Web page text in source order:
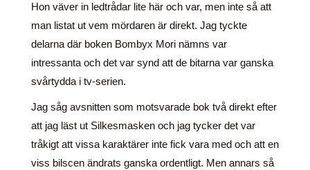
Hon väver in ledtrådar lite här och var, men inte så att
man listat ut vem mördaren är direkt. Jag tyckte
delarna där boken Bombyx Mori nämns var
intressanta och det var synd att de bitarna var ganska
svårtydda i tv-serien.
Jag såg avsnitten som motsvarade bok två direkt efter
att jag läst ut Silkesmasken och jag tycker det var
tråkigt att vissa karaktärer inte fick vara med och att en
viss bilscen ändrats ganska ordentligt. Men annars så